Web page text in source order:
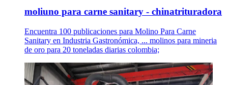
moliuno para carne sanitary - chinatrituradora
Encuentra 100 publicaciones para Molino Para Carne
Sanitary en Industria Gastronómica, ... molinos para mineria
de oro para 20 toneladas diarias colombia;